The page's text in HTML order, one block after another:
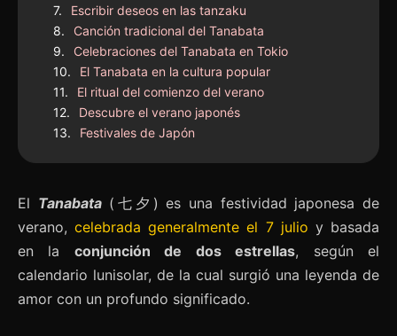
Escribir deseos en las tanzaku
Canción tradicional del Tanabata
Celebraciones del Tanabata en Tokio
El Tanabata en la cultura popular
El ritual del comienzo del verano
Descubre el verano japonés
Festivales de Japón
El Tanabata(七夕) es una festividad japonesa de
verano,celebrada generalmente el 7 julio y basada
en la conjunción de dos estrellas, según el
calendario lunisolar, de la cual surgió una leyenda de
amor con un profundo significado.